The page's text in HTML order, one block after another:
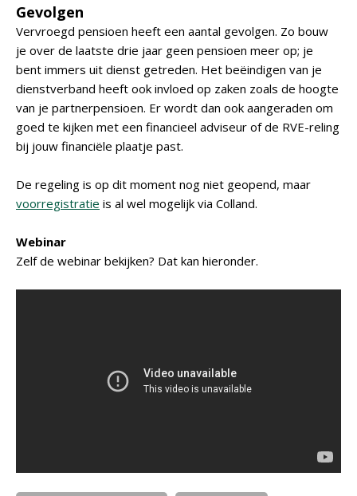
Gevolgen
Vervroegd pensioen heeft een aantal gevolgen. Zo bouw
je over de laatste drie jaar geen pensioen meer op; je
bent immers uit dienst getreden. Het beëindigen van je
dienstverband heeft ook invloed op zaken zoals de hoogte
van je partnerpensioen. Er wordt dan ook aangeraden om
goed te kijken met een financieel adviseur of de RVE-reling
bij jouw financiële plaatje past.
De regeling is op dit moment nog niet geopend, maar
voorregistratie is al wel mogelijk via Colland.
Webinar
Zelf de webinar bekijken? Dat kan hieronder.